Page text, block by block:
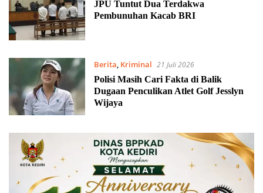
JPU Tuntut Dua Terdakwa
Pembunuhan Kacab BRI
Berita, Kriminal 21 Juli 2026
Polisi Masih Cari Fakta di Balik
Dugaan Penculikan Atlet Golf Jesslyn
Wijaya